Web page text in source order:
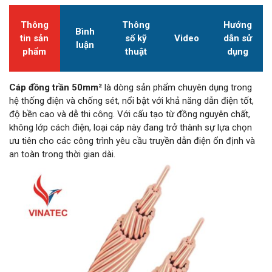
Thông
tin sản
phẩm
Bình
luận
Thông
số kỹ
thuật
Video
Hướng
dẫn sử
dụng
Cáp đồng trần 50mm² là dòng sản phẩm chuyên dụng trong
hệ thống điện và chống sét, nổi bật với khả năng dẫn điện tốt,
độ bền cao và dễ thi công. Với cấu tạo từ đồng nguyên chất,
không lớp cách điện, loại cáp này đang trở thành sự lựa chọn
ưu tiên cho các công trình yêu cầu truyền dẫn điện ổn định và
an toàn trong thời gian dài.